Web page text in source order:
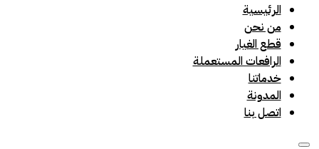
الرئيسية
من نحن
قطع الغيار
الرافعات المستعملة
خدماتنا
المدونة
اتصل بنا